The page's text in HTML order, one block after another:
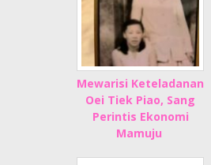
Mewarisi Keteladanan
Oei Tiek Piao, Sang
Perintis Ekonomi
Mamuju